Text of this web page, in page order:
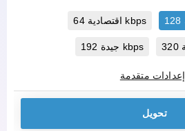
اقتصادية 64 kbps
جيدة 192 kbps
إعدادات متقدمة
تحويل